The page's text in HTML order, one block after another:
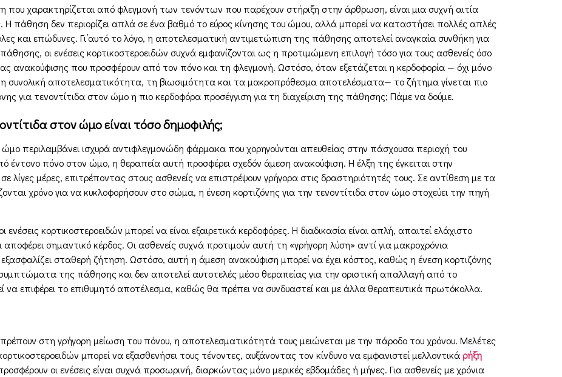
χαρακτηρίζεται από φλεγμονή των τενόντων που παρέχουν στήριξη στην άρθρωση, είναι μια συχνή αιτία
Η πάθηση δεν περιορίζει απλά σε ένα βαθμό το εύρος κίνησης του ώμου, αλλά μπορεί να καταστήσει πολλές απλές
και επώδυνες. Γι’αυτό το λόγο, η αποτελεσματική αντιμετώπιση της πάθησης αποτελεί αναγκαία συνθήκη για
οι ενέσεις κορτικοστεροειδών συχνά εμφανίζονται ως η προτιμώμενη επιλογή τόσο για τους ασθενείς όσο
ανακούφισης που προσφέρουν από τον πόνο και τη φλεγμονή. Ωστόσο, όταν εξετάζεται η κερδοφορία — όχι μόνο
συνολική αποτελεσματικότητα, τη βιωσιμότητα και τα μακροπρόθεσμα αποτελέσματα— το ζήτημα γίνεται πιο
για τενοντίτιδα στον ώμο η πιο κερδοφόρα προσέγγιση για τη διαχείριση της πάθησης; Πάμε να δούμε.
στον ώμο είναι τόσο δημοφιλής;
ώμο περιλαμβάνει ισχυρά αντιφλεγμονώδη φάρμακα που χορηγούνται απευθείας στην πάσχουσα περιοχή του
έντονο πόνο στον ώμο, η θεραπεία αυτή προσφέρει σχεδόν άμεση ανακούφιση. Η έλξη της έγκειται στην
λίγες μέρες, επιτρέποντας στους ασθενείς να επιστρέψουν γρήγορα στις δραστηριότητές τους. Σε αντίθεση με τα
χρόνο για να κυκλοφορήσουν στο σώμα, η ένεση κορτιζόνης για την τενοντίτιδα στον ώμο στοχεύει την πηγή
ενέσεις κορτικοστεροειδών μπορεί να είναι εξαιρετικά κερδοφόρες. Η διαδικασία είναι απλή, απαιτεί ελάχιστο
σημαντικό κέρδος. Οι ασθενείς συχνά προτιμούν αυτή τη «γρήγορη λύση» αντί για μακροχρόνια
σταθερή ζήτηση. Ωστόσο, αυτή η άμεση ανακούφιση μπορεί να έχει κόστος, καθώς η ένεση κορτιζόνης
της πάθησης και δεν αποτελεί αυτοτελές μέσο θεραπείας για την οριστική απαλλαγή από το
να επιφέρει το επιθυμητό αποτέλεσμα, καθώς θα πρέπει να συνδυαστεί και με άλλα θεραπευτικά πρωτόκολλα.
στη γρήγορη μείωση του πόνου, η αποτελεσματικότητά τους μειώνεται με την πάροδο του χρόνου. Μελέτες
μπορεί να εξασθενήσει τους τένοντες, αυξάνοντας τον κίνδυνο να εμφανιστεί μελλοντικάρήξη
οι ενέσεις είναι συχνά προσωρινή, διαρκώντας μόνο μερικές εβδομάδες ή μήνες. Για ασθενείς με χρόνια